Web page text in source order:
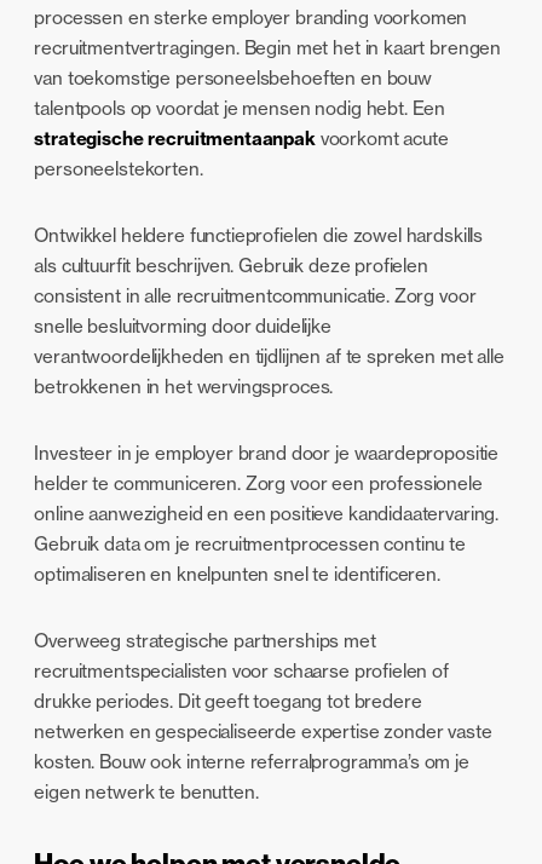
processen en sterke employer branding voorkomen
recruitmentvertragingen. Begin met het in kaart brengen
van toekomstige personeelsbehoeften en bouw
talentpools op voordat je mensen nodig hebt. Een
strategische recruitmentaanpak voorkomt acute
personeelstekorten.
Ontwikkel heldere functieprofielen die zowel hardskills
als cultuurfit beschrijven. Gebruik deze profielen
consistent in alle recruitmentcommunicatie. Zorg voor
snelle besluitvorming door duidelijke
verantwoordelijkheden en tijdlijnen af te spreken met alle
betrokkenen in het wervingsproces.
Investeer in je employer brand door je waardepropositie
helder te communiceren. Zorg voor een professionele
online aanwezigheid en een positieve kandidaatervaring.
Gebruik data om je recruitmentprocessen continu te
optimaliseren en knelpunten snel te identificeren.
Overweeg strategische partnerships met
recruitmentspecialisten voor schaarse profielen of
drukke periodes. Dit geeft toegang tot bredere
netwerken en gespecialiseerde expertise zonder vaste
kosten. Bouw ook interne referralprogramma’s om je
eigen netwerk te benutten.